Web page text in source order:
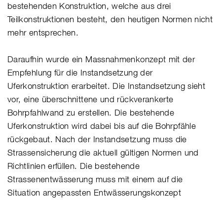
bestehenden Konstruktion, welche aus drei
Teilkonstruktionen besteht, den heutigen Normen nicht
mehr entsprechen.
Daraufhin wurde ein Massnahmenkonzept mit der
Empfehlung für die Instandsetzung der
Uferkonstruktion erarbeitet. Die Instandsetzung sieht
vor, eine überschnittene und rückverankerte
Bohrpfahlwand zu erstellen. Die bestehende
Uferkonstruktion wird dabei bis auf die Bohrpfähle
rückgebaut. Nach der Instandsetzung muss die
Strassensicherung die aktuell gültigen Normen und
Richtlinien erfüllen. Die bestehende
Strassenentwässerung muss mit einem auf die
Situation angepassten Entwässerungskonzept